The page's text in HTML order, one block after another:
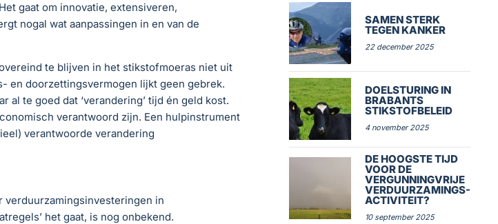
gaat om innovatie, extensiveren,
nogal wat aanpassingen in en van de
te blijven in het stikstofmoeras niet uit
en doorzettingsvermogen lijkt geen gebrek.
al te goed dat ‘verandering’ tijd én geld kost.
verantwoord zijn. Een hulpinstrument
verantwoorde verandering
verduurzamingsinvesteringen in
het gaat, is nog onbekend.
SAMEN STERK
TEGEN KANKER
22 december 2025
DOELSTURING IN
BRABANTS
STIKSTOFBELEID
4 november 2025
DE HOOGSTE TIJD
VOOR DE
VERGUNNINGVRIJE
VERDUURZAMINGS-
ACTIVITEIT?
10 september 2025